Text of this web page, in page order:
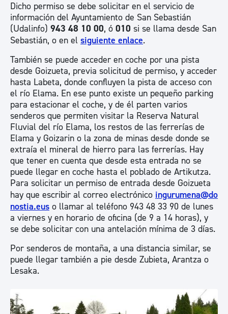
Dicho permiso se debe solicitar en el servicio de
información del Ayuntamiento de San Sebastián
(Udalinfo) 943 48 10 00, ó 010 si se llama desde San
Sebastián, o en el siguiente enlace.
También se puede acceder en coche por una pista
desde Goizueta, previa solicitud de permiso, y acceder
hasta Labeta, donde confluyen la pista de acceso con
el río Elama. En ese punto existe un pequeño parking
para estacionar el coche, y de él parten varios
senderos que permiten visitar la Reserva Natural
Fluvial del río Elama, los restos de las ferrerías de
Elama y Goizarin o la zona de minas desde donde se
extraía el mineral de hierro para las ferrerías. Hay
que tener en cuenta que desde esta entrada no se
puede llegar en coche hasta el poblado de Artikutza.
Para solicitar un permiso de entrada desde Goizueta
hay que escribir al correo electrónico ingurumena@do
nostia.eus o llamar al teléfono 943 48 33 90 de lunes
a viernes y en horario de oficina (de 9 a 14 horas), y
se debe solicitar con una antelación mínima de 3 días.
Por senderos de montaña, a una distancia similar, se
puede llegar también a pie desde Zubieta, Arantza o
Lesaka.